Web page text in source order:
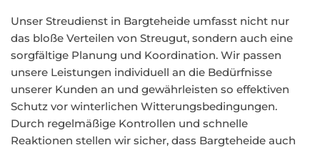
Unser Streudienst in Bargteheide umfasst nicht nur
das bloße Verteilen von Streugut, sondern auch eine
sorgfältige Planung und Koordination. Wir passen
unsere Leistungen individuell an die Bedürfnisse
unserer Kunden an und gewährleisten so effektiven
Schutz vor winterlichen Witterungsbedingungen.
Durch regelmäßige Kontrollen und schnelle
Reaktionen stellen wir sicher, dass Bargteheide auch